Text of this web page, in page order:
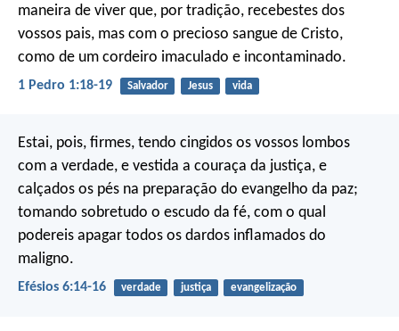
maneira de viver que, por tradição, recebestes dos
vossos pais, mas com o precioso sangue de Cristo,
como de um cordeiro imaculado e incontaminado.
1 Pedro 1:18-19 Salvador Jesus vida
Estai, pois, firmes, tendo cingidos os vossos lombos
com a verdade, e vestida a couraça da justiça, e
calçados os pés na preparação do evangelho da paz;
tomando sobretudo o escudo da fé, com o qual
podereis apagar todos os dardos inflamados do
maligno.
Efésios 6:14-16 verdade justiça evangelização